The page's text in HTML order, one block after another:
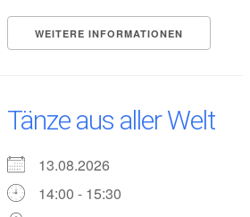
WEITERE INFORMATIONEN
Tänze aus aller Welt
13.08.2026
14:00 - 15:30